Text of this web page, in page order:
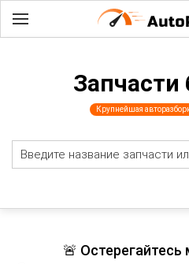
Запчасти
Крупнейшая
🚨